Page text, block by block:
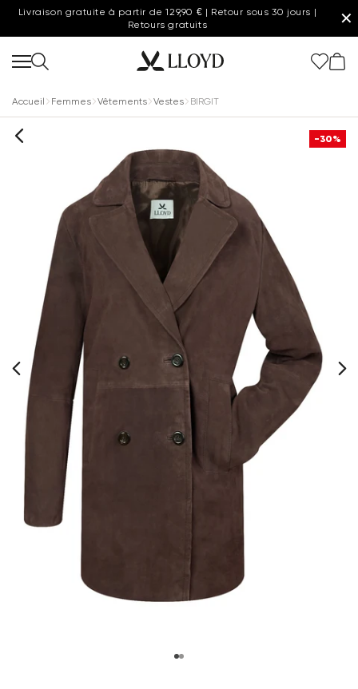
Livraison gratuite à partir de 129,90 € | Retour sous 30 jours |
Retours gratuits
✕
Accueil Femmes Vêtements Vestes BIRGIT
-30%